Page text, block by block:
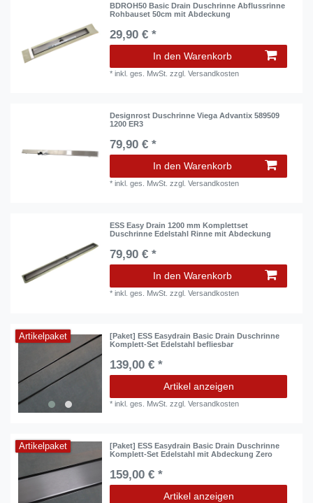
BDROH50 Basic Drain Duschrinne Abflussrinne
Rohbauset 50cm mit Abdeckung
29,90 € *
In den Warenkorb
*inkl. ges. MwSt. zzgl.Versandkosten
Designrost Duschrinne Viega Advantix 589509
1200 ER3
79,90 € *
In den Warenkorb
*inkl. ges. MwSt. zzgl.Versandkosten
ESS Easy Drain 1200 mm Komplettset
Duschrinne Edelstahl Rinne mit Abdeckung
79,90 € *
In den Warenkorb
*inkl. ges. MwSt. zzgl.Versandkosten
Artikelpaket
[Paket] ESS Easydrain Basic Drain Duschrinne
Komplett-Set Edelstahl befliesbar
139,00 € *
Artikel anzeigen
*inkl. ges. MwSt. zzgl.Versandkosten
Artikelpaket
[Paket] ESS Easydrain Basic Drain Duschrinne
Komplett-Set Edelstahl mit Abdeckung Zero
159,00 € *
Artikel anzeigen